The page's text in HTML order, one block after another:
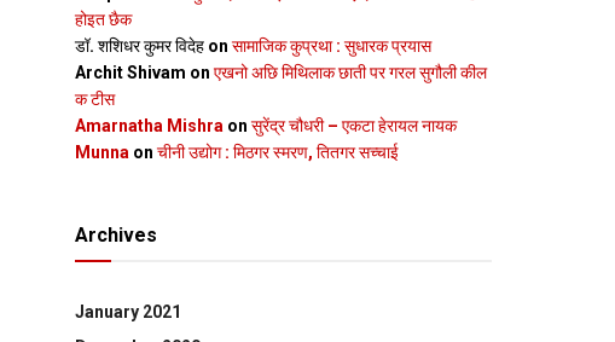
होइत छैक
डॉ. शशिधर कुमर विदेह on सामाजिक कुप्रथा : सुधारक प्रयास
Archit Shivam on एखनो अछि मिथिलाक छाती पर गरल सुगौली कील
क टीस
Amarnatha Mishra on सुरेंद्र चौधरी – एकटा हेरायल नायक
Munna on चीनी उद्योग : मिठगर स्‍मरण, तितगर सच्‍चाई
Archives
January 2021